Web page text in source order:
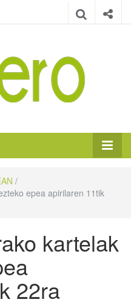
/
epea apirilaren 11tik
kartelak
22ra